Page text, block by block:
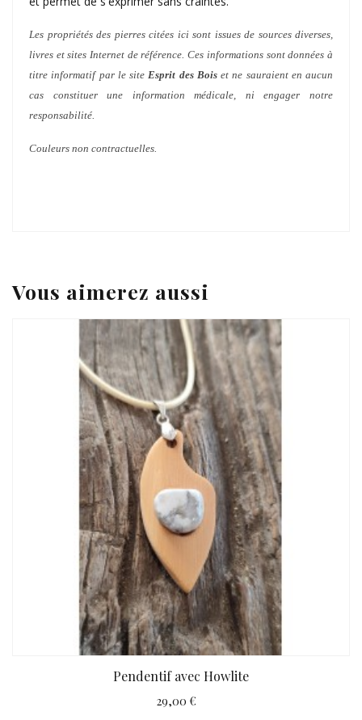
Les propriétés des pierres citées ici sont issues de sources diverses,
livres et sites Internet de référence. Ces informations sont données à
titre informatif par le siteEsprit des Boiset ne sauraient en aucun
cas constituer une information médicale, ni engager notre
responsabilité.
Couleurs non contractuelles.
Vous aimerez aussi
Pendentif avec Howlite
29,00 €